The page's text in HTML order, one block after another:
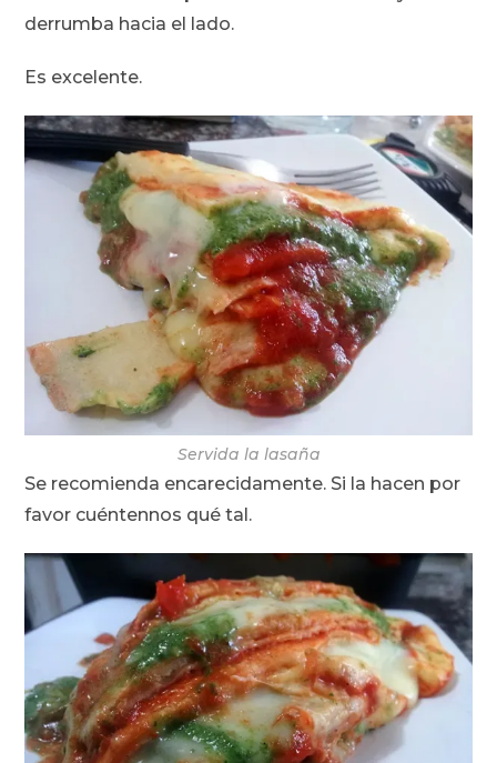
derrumba hacia el lado.
Es excelente.
Servida la lasaña
Se recomienda encarecidamente. Si la hacen por
favor cuéntennos qué tal.